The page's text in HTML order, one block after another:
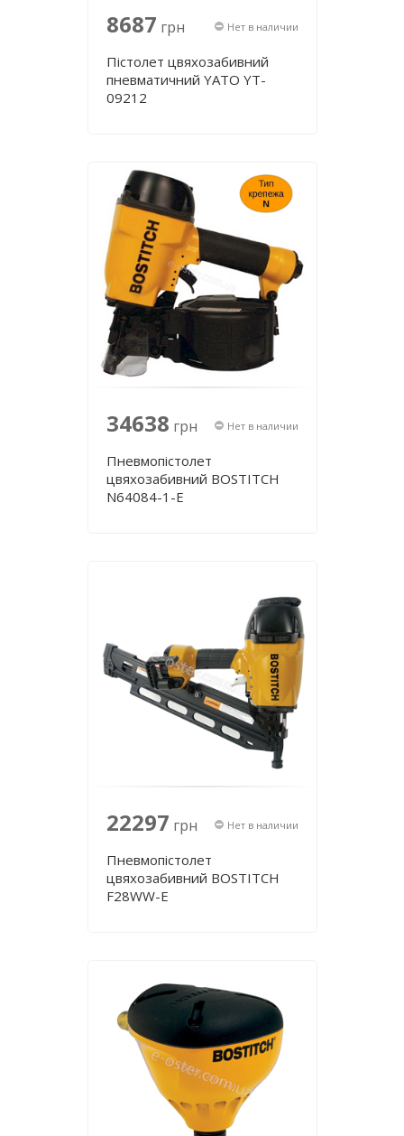
8687 грн Нет в наличии
Пістолет цвяхозабивний
пневматичний YATO YT-
09212
34638 грн Нет в наличии
Пневмопістолет
цвяхозабивний BOSTITCH
N64084-1-E
22297 грн Нет в наличии
Пневмопістолет
цвяхозабивний BOSTITCH
F28WW-E